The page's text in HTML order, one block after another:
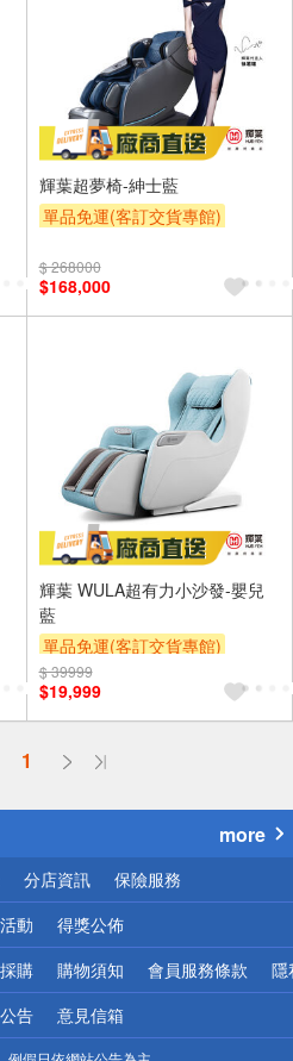
輝葉超夢椅-紳士藍
單品免運(客訂交貨專館)
$ 268000
$168,000
輝葉 WULA超有力小沙發-嬰兒
藍
單品免運(客訂交貨專館)
$ 39999
$19,999
1
心！
more
分店資訊 保險服務
動 得獎公佈
購 購物須知 會員服務條款 隱
告 意見信箱